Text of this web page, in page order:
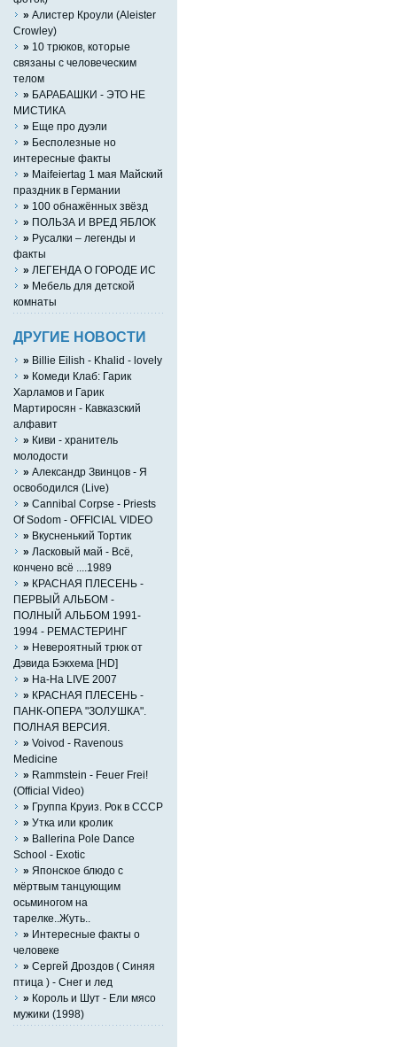
» Алистер Кроули (Aleister
Crowley)
» 10 трюков, которые
связаны с человеческим
телом
» БАРАБАШКИ - ЭТО НЕ
МИСТИКА
» Eще про дуэли
» Бесполезные но
интересные факты
» Maifeiertag 1 мая Майский
праздник в Германии
» 100 обнажённых звёзд
» ПОЛЬЗА И ВРЕД ЯБЛОК
» Русалки – легенды и
факты
» ЛЕГЕНДА О ГОРОДЕ ИС
» Мебель для детской
комнаты
ДРУГИЕ НОВОСТИ
» Billie Eilish - Khalid - lovely
» Комеди Клаб: Гарик
Харламов и Гарик
Мартиросян - Кавказский
алфавит
» Киви - хранитель
молодости
» Александр Звинцов - Я
освободился (Live)
» Cannibal Corpse - Priests
Of Sodom - OFFICIAL VIDEO
» Вкусненький Тортик
» Ласковый май - Всё,
кончено всё ....1989
» КРАСНАЯ ПЛЕСЕНЬ -
ПЕРВЫЙ АЛЬБОМ -
ПОЛНЫЙ АЛЬБОМ 1991-
1994 - РЕМАСТЕРИНГ
» Невероятный трюк от
Дэвида Бэкхема [HD]
» На-На LIVE 2007
» КРАСНАЯ ПЛЕСЕНЬ -
ПАНК-ОПЕРА "ЗОЛУШКА".
ПОЛНАЯ ВЕРСИЯ.
» Voivod - Ravenous
Medicine
» Rammstein - Feuer Frei!
(Official Video)
» Группа Круиз. Рок в СССР
» Утка или кролик
» Ballerina Pole Dance
School - Exotic
» Японское блюдо с
мёртвым танцующим
осьминогом на
тарелке..Жуть..
» Интересные факты о
человеке
» Сергей Дроздов ( Синяя
птица ) - Снег и лед
» Король и Шут - Ели мясо
мужики (1998)